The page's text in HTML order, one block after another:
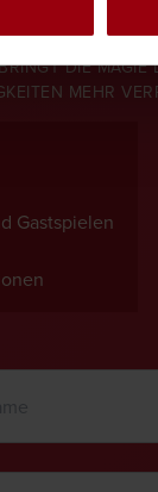
DIE MAGIE
MEHR
Gastspielen